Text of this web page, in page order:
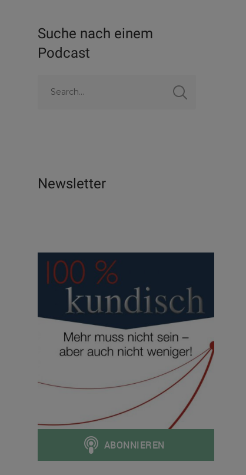
Suche nach einem
Podcast
Newsletter